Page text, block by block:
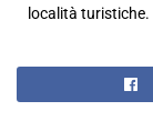
località turistiche.